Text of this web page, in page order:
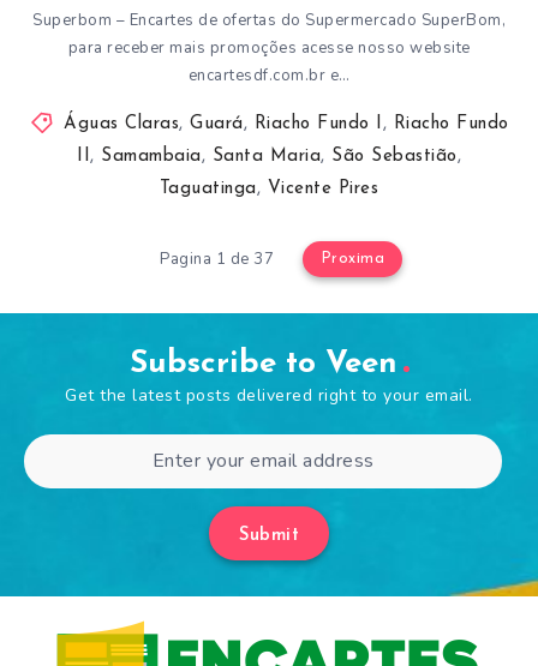
Superbom – Encartes de ofertas do Supermercado SuperBom,
para receber mais promoções acesse nosso website
encartesdf.com.br e…
Águas Claras, Guará , Riacho Fundo I , Riacho Fundo
, Samambaia , Santa Maria, São Sebastião ,
Taguatinga , Vicente Pires
Pagina 1 de 37 Proxima
Subscribe to Veen
Get the latest posts delivered right to your email.
Submit